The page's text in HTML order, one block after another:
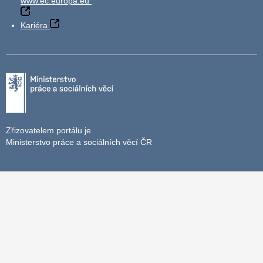
Kariéra
Zřizovatelem portálu je
Ministerstvo práce a sociálních věcí ČR